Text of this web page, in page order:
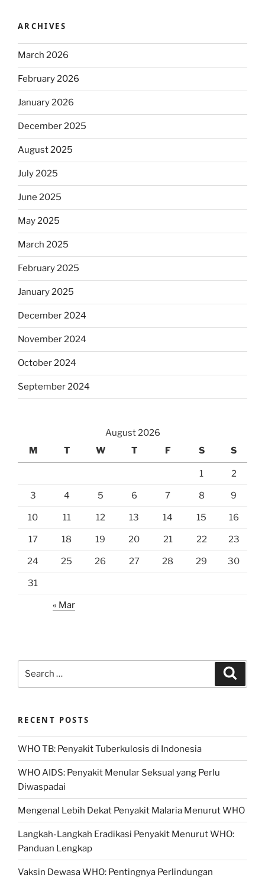
ARCHIVES
March 2026
February 2026
January 2026
December 2025
August 2025
July 2025
June 2025
May 2025
March 2025
February 2025
January 2025
December 2024
November 2024
October 2024
September 2024
August 2026
M
T W T F S S
1 2
3 4 5 6 7 8 9
10 11 12 13 14 15 16
17 18 19 20 21 22 23
24 25 26 27 28 29 30
31
« Mar
RECENT POSTS
WHO TB: Penyakit Tuberkulosis di Indonesia
WHO AIDS: Penyakit Menular Seksual yang Perlu
Diwaspadai
Mengenal Lebih Dekat Penyakit Malaria Menurut WHO
Langkah-Langkah Eradikasi Penyakit Menurut WHO:
Panduan Lengkap
Vaksin Dewasa WHO: Pentingnya Perlindungan